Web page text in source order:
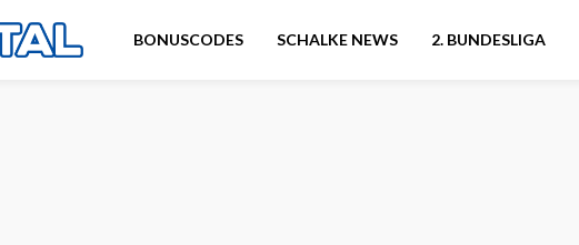
BONUSCODES SCHALKE NEWS 2. BUNDESLIGA